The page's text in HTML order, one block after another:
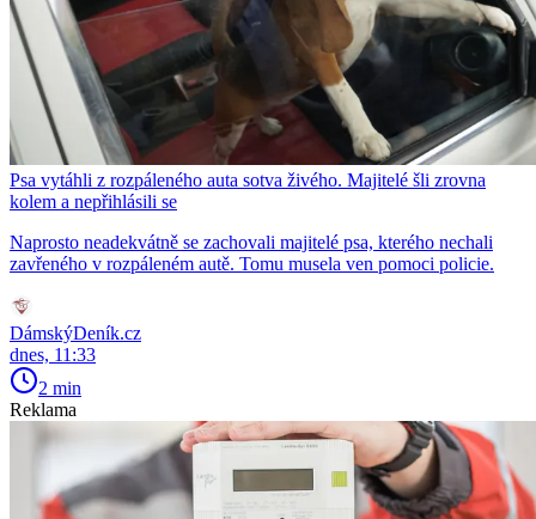
Psa vytáhli z rozpáleného auta sotva živého. Majitelé šli zrovna
kolem a nepřihlásili se
Naprosto neadekvátně se zachovali majitelé psa, kterého nechali
zavřeného v rozpáleném autě. Tomu musela ven pomoci policie.
DámskýDeník.cz
dnes, 11:33
2 min
Reklama